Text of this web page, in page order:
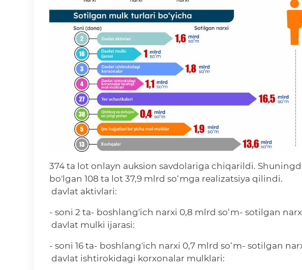
374 ta lot onlayn auksion savdolariga chiqarildi.
bo'lgan 108 ta lot 37,9 mlrd so‘mga realizatsiya qilindi.
davlat aktivlari:
- soni 2 ta- boshlang'ich narxi 0,8 mlrd so‘m- sotilgan
davlat mulki ijarasi:
- soni 16 ta- boshlang'ich narxi 0,7 mlrd so‘m- sotilgan
davlat ishtirokidagi korxonalar mulklari: